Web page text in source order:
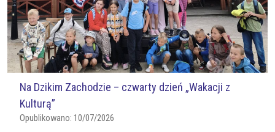
Na Dzikim Zachodzie – czwarty dzień „Wakacji z
Kulturą”
Opublikowano: 10/07/2026